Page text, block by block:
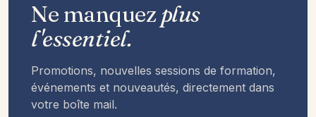
Ne manquez plus
l'essentiel.
Promotions, nouvelles sessions de formation,
événements et nouveautés, directement dans
votre boîte mail.